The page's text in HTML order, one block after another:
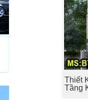
Thiết
Tầng